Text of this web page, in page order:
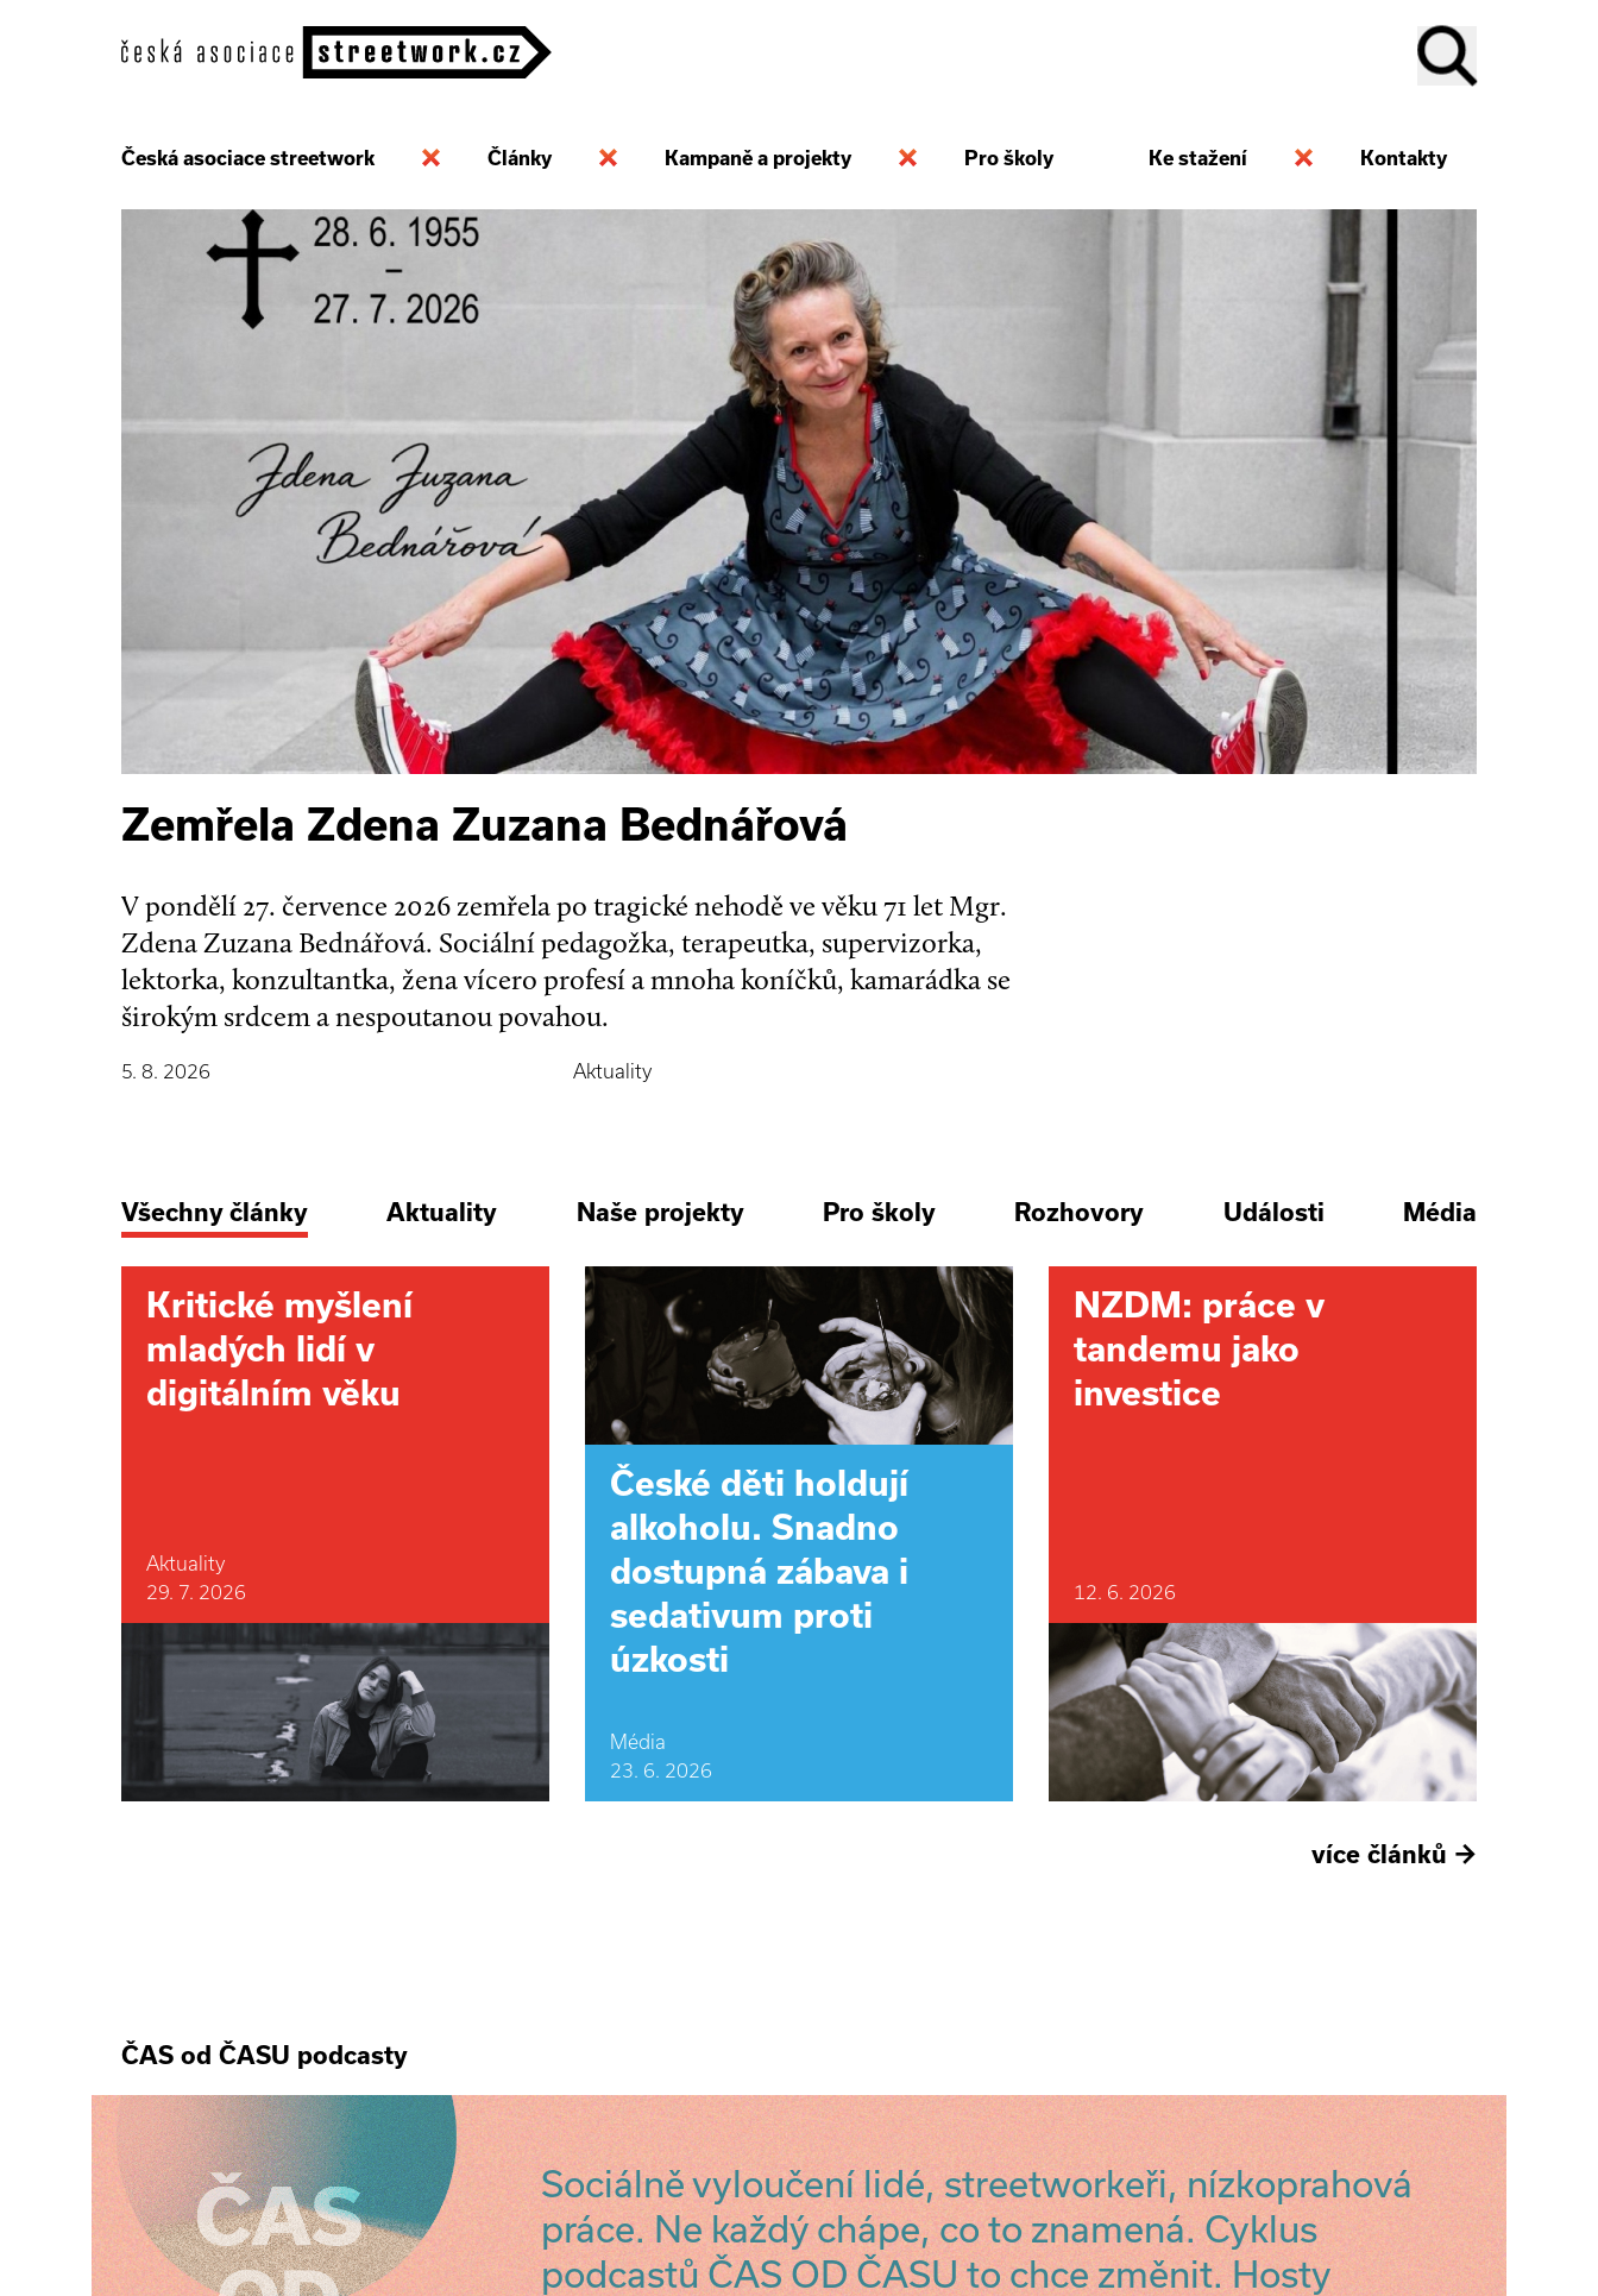
Česká asociace streetwork Články Kampaně a projekty Pro školy Ke stažení Kontakty
Zemřela Zdena Zuzana Bednářová
V pondělí 27. července 2026 zemřela po tragické nehodě ve věku 71 let Mgr.
Zdena Zuzana Bednářová. Sociální pedagožka, terapeutka, supervizorka,
lektorka, konzultantka, žena vícero profesí a mnoha koníčků, kamarádka se
širokým srdcem a nespoutanou povahou.
5. 8. 2026 Aktuality
Všechny články Aktuality Naše projekty Pro školy Rozhovory Události Média
Kritické myšlení
mladých lidí v
digitálním věku
Aktuality
29. 7. 2026
České děti holdují
alkoholu. Snadno
dostupná zábava i
sedativum proti
úzkosti
Média
23. 6. 2026
NZDM: práce v
tandemu jako
investice
12. 6. 2026
více článků →
ČAS od ČASU podcasty
Sociálně vyloučení lidé, streetworkeři, nízkoprahová
práce. Ne každý chápe, co to znamená. Cyklus
podcastů ČAS OD ČASU to chce změnit. Hosty